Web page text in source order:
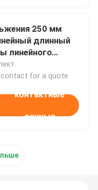
250 мм
длинный
линейного
contact for a quote
контактные
данные